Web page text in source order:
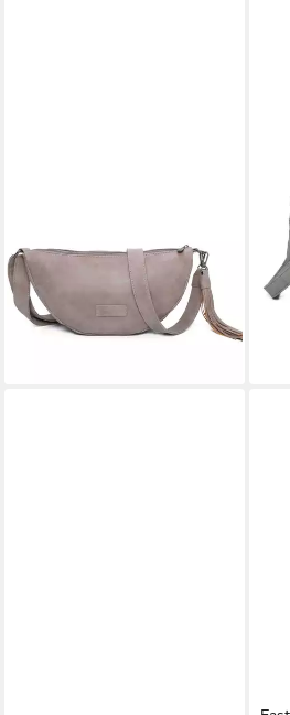
Polyurethan
46,44 €
59,99 €
-23%
lieferbar - in 2-3 Werktagen bei dir
-